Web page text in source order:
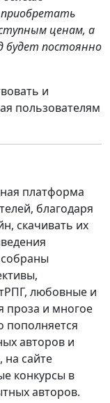
ценам, а
будет постоянно
и
пользователям
платформа
благодаря
скачивать их
любовные и
проза и многое
пополняется
авторов и
сайте
конкурсы в
авторов.